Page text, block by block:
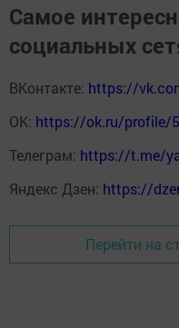
Самое
социальных
ВКонтакте: https://
ОК: https://ok.ru/profile/
Телеграм: https://t.me/
Яндекс Дзен: https://
Перейти на